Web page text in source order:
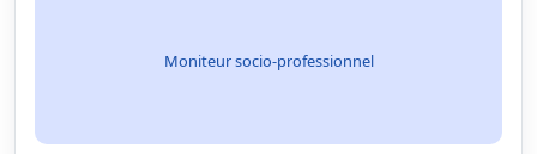
Moniteur socio-professionnel